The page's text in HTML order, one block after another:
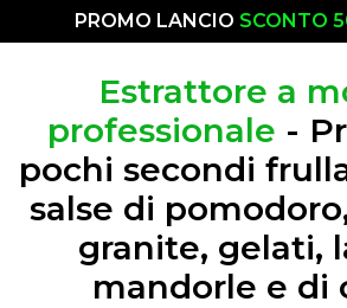
PROMO LANCIO SCONTO
Estrattore a
professionale -
pochi secondi
salse di
granite, gelati,
mandorle e di